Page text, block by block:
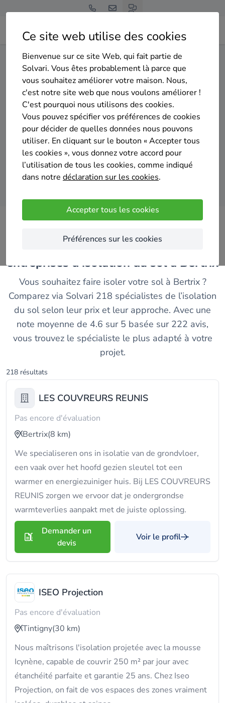
Ce site web utilise des cookies
Bienvenue sur ce site Web, qui fait partie de
Solvari. Vous êtes probablement là parce que
vous souhaitez améliorer votre maison. Nous,
c'est notre site web que nous voulons améliorer !
C'est pourquoi nous utilisons des cookies.
Vous pouvez spécifier vos préférences de cookies
pour décider de quelles données nous pouvons
utiliser. En cliquant sur le bouton « Accepter tous
les cookies », vous donnez votre accord pour
l’utilisation de tous les cookies, comme indiqué
dans notre déclaration sur les cookies.
Accepter tous les cookies
Préférences sur les cookies
Home Isolation du sol Luxembourg Bertrix
Gratuit et sans engagement
Top 20 des entreprises
d'isolation du sol à Bertrix
Comparer des devis
entreprises d'isolation du sol à Bertrix
Vous souhaitez faire isoler votre sol à Bertrix ?
Comparez via Solvari 218 spécialistes de l’isolation
du sol selon leur prix et leur approche. Avec une
note moyenne de 4.6 sur 5 basée sur 222 avis,
vous trouvez le spécialiste le plus adapté à votre
projet.
218 résultats
LES COUVREURS REUNIS
Pas encore d'évaluation
Bertrix(8 km)
We specialiseren ons in isolatie van de grondvloer,
een vaak over het hoofd gezien sleutel tot een
warmer en energiezuiniger huis. Bij LES COUVREURS
REUNIS zorgen we ervoor dat je ondergrondse
warmteverlies aanpakt met de juiste oplossing.
Demander un
devis
Voir le profil
ISEO Projection
Pas encore d'évaluation
Tintigny(30 km)
Nous maîtrisons l'isolation projetée avec la mousse
Icynène, capable de couvrir 250 m² par jour avec
étanchéité parfaite et garantie 25 ans. Chez Iseo
Projection, on fait de vos espaces des zones vraiment